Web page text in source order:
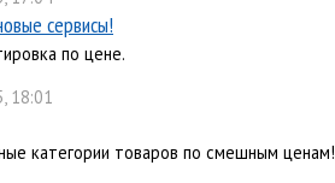
сервисы!
по цене.
18:01
категории товаров по смешным ценам!